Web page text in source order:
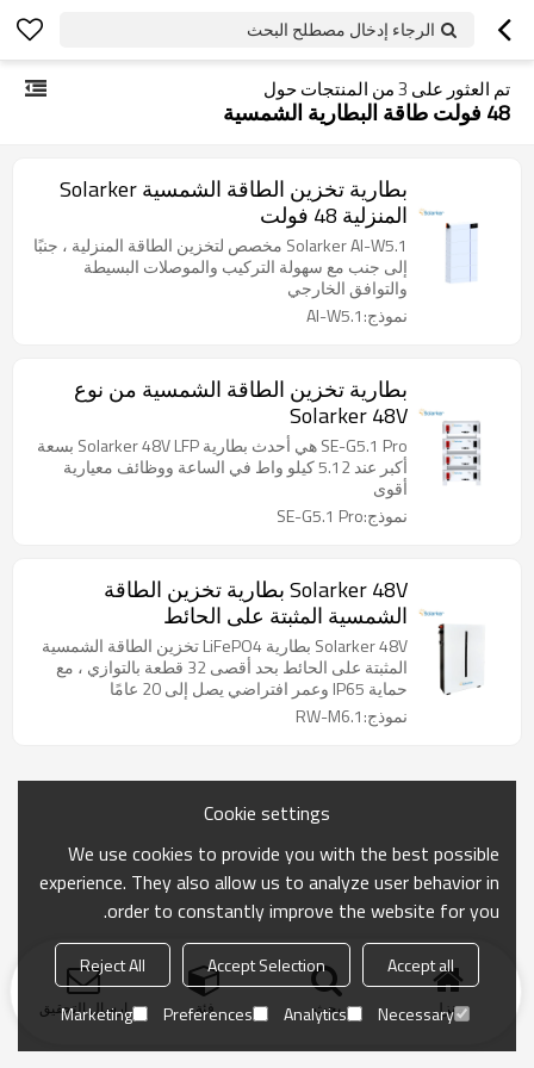
الرجاء إدخال مصطلح البحث
تم العثور على 3من المنتجات حول
48 فولت طاقة البطارية الشمسية
بطارية تخزين الطاقة الشمسية Solarker
المنزلية 48 فولت
Solarker AI-W5.1 مخصص لتخزين الطاقة المنزلية ، جنبًا
إلى جنب مع سهولة التركيب والموصلات البسيطة
والتوافق الخارجي
نموذج:AI-W5.1
بطارية تخزين الطاقة الشمسية من نوع
Solarker 48V
SE-G5.1 Pro هي أحدث بطارية Solarker 48V LFP بسعة
أكبر عند 5.12 كيلو واط في الساعة ووظائف معيارية
أقوى
نموذج:SE-G5.1 Pro
Solarker 48V بطارية تخزين الطاقة
الشمسية المثبتة على الحائط
Solarker 48V بطارية LiFePO4 تخزين الطاقة الشمسية
المثبتة على الحائط بحد أقصى 32 قطعة بالتوازي ، مع
حماية IP65 وعمر افتراضي يصل إلى 20 عامًا
نموذج:RW-M6.1
منزل بحث فئة ارسال التحقيق
Cookie settings
We use cookies to provide you with the best possible
experience. They also allow us to analyze user behavior in
order to constantly improve the website for you.
Accept all
Accept Selection
Reject All
Necessary
Analytics
Preferences
Marketing